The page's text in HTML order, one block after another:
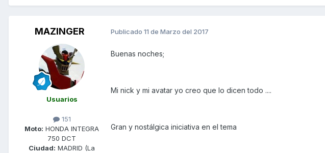
MAZINGER
Usuarios
151
Moto: HONDA INTEGRA
750 DCT
Ciudad: MADRID (La
Publicado 11 de Marzo del 2017
Buenas noches;
Mi nick y mi avatar yo creo que lo dicen todo ....
Gran y nostálgica iniciativa en el tema